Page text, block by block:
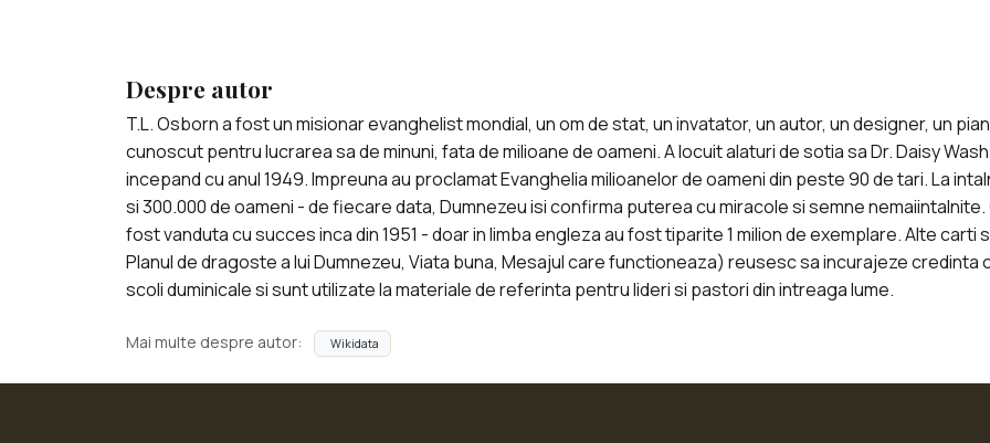
Despre autor
T.L. Osborn a fost un misionar evanghelist mondial, un om de stat, un invatator, un autor, un designer, un
cunoscut pentru lucrarea sa de minuni, fata de milioane de oameni. A locuit alaturi de sotia sa Dr. Daisy
incepand cu anul 1949. Impreuna au proclamat Evanghelia milioanelor de oameni din peste 90 de tari. La
si 300.000 de oameni - de fiecare data, Dumnezeu isi confirma puterea cu miracole si semne
fost vanduta cu succes inca din 1951 - doar in limba engleza au fost tiparite 1 milion de exemplare. Alte
Planul de dragoste a lui Dumnezeu, Viata buna, Mesajul care functioneaza) reusesc sa incurajeze
scoli duminicale si sunt utilizate la materiale de referinta pentru lideri si pastori din intreaga lume.
Mai multe despre autor: Wikidata